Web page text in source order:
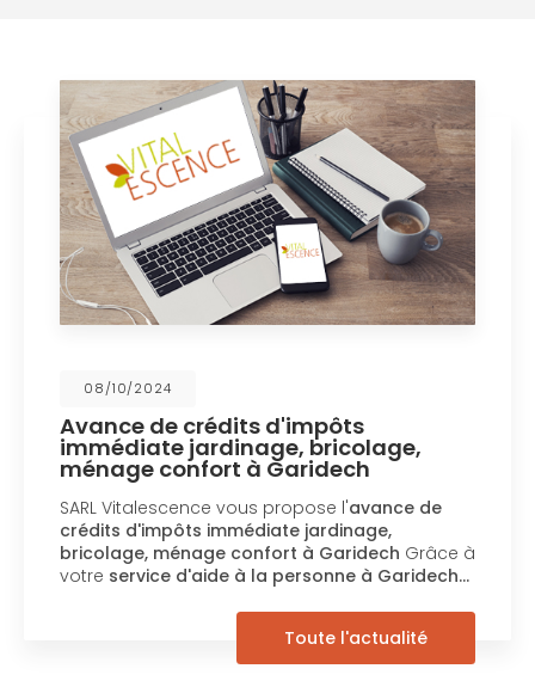
08/10/2024
Avance de crédits d'impôts
immédiate jardinage, bricolage,
ménage confort à Garidech
SARL Vitalescence vous propose l' avance de
crédits d'impôts immédiate jardinage,
bricolage, ménage confort à GaridechGrâce à
votreservice d'aide à la personne à Garidech…
Toute l'actualité